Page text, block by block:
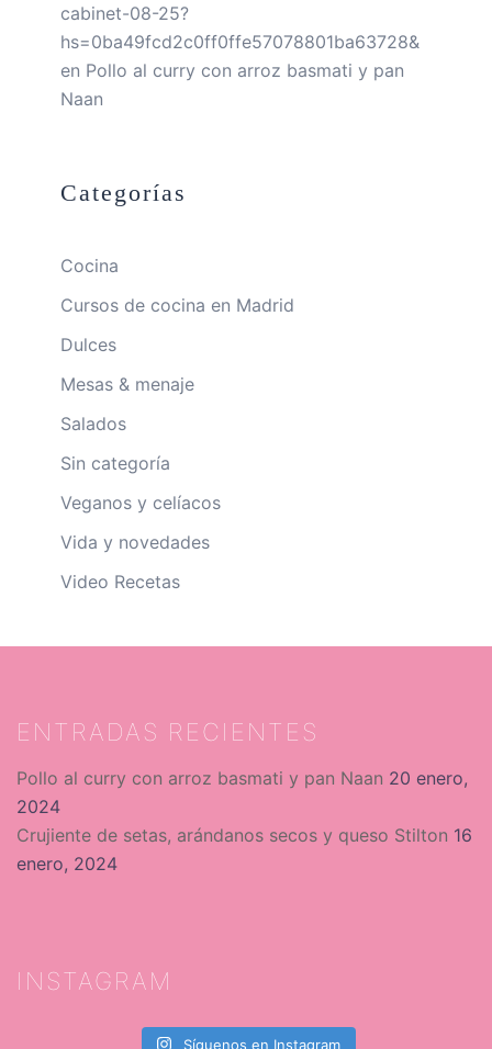
cabinet-08-25?
hs=0ba49fcd2c0ff0ffe57078801ba63728&
en Pollo al curry con arroz basmati y pan
Naan
Categorías
Cocina
Cursos de cocina en Madrid
Dulces
Mesas & menaje
Salados
Sin categoría
Veganos y celíacos
Vida y novedades
Video Recetas
ENTRADAS RECIENTES
Pollo al curry con arroz basmati y pan Naan 20 enero,
2024
Crujiente de setas, arándanos secos y queso Stilton 16
enero, 2024
INSTAGRAM
Síguenos en Instagram